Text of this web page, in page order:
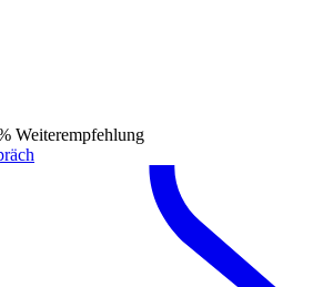
Weiterempfehlung